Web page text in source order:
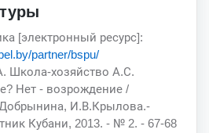
[электронный ресурс]:
partner/bspu/
Школа-хозяйство А.С.
Нет - возрождение /
И.В.Крылова.-
Кубани, 2013. - № 2. - 67-68